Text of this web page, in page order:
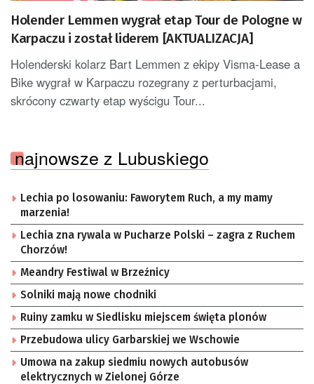
Holender Lemmen wygrał etap Tour de Pologne w
Karpaczu i został liderem [AKTUALIZACJA]
Holenderski kolarz Bart Lemmen z ekipy Visma-Lease a
Bike wygrał w Karpaczu rozegrany z perturbacjami,
skrócony czwarty etap wyścigu Tour...
najnowsze z Lubuskiego
Lechia po losowaniu: Faworytem Ruch, a my mamy
marzenia!
Lechia zna rywala w Pucharze Polski – zagra z Ruchem
Chorzów!
Meandry Festiwal w Brzeźnicy
Solniki mają nowe chodniki
Ruiny zamku w Siedlisku miejscem święta plonów
Przebudowa ulicy Garbarskiej we Wschowie
Umowa na zakup siedmiu nowych autobusów
elektrycznych w Zielonej Górze